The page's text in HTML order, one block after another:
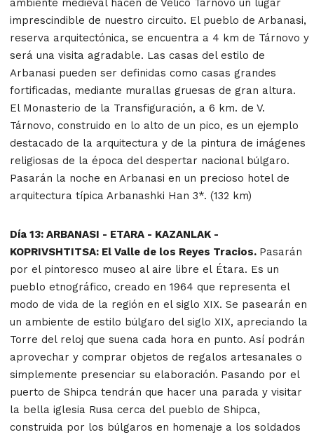
imprescindible de nuestro circuito. El pueblo de Arbanasi,
reserva arquitectónica, se encuentra a 4 km de Tárnovo y
será una visita agradable. Las casas del estilo de
Arbanasi pueden ser definidas como casas grandes
fortificadas, mediante murallas gruesas de gran altura.
El Monasterio de la Transfiguración, a 6 km. de V.
Tárnovo, construido en lo alto de un pico, es un ejemplo
destacado de la arquitectura y de la pintura de imágenes
religiosas de la época del despertar nacional búlgaro.
Pasarán la noche en Arbanasi en un precioso hotel de
arquitectura típica Arbanashki Han 3*. (132 km)
Día 13: ARBANASI - ETARA - KAZANLAK -
KOPRIVSHTITSA: El Valle de los Reyes Tracios. Pasarán
por el pintoresco museo al aire libre el Étara. Es un
pueblo etnográfico, creado en 1964 que representa el
modo de vida de la región en el siglo XIX. Se pasearán en
un ambiente de estilo búlgaro del siglo XIX, apreciando la
Torre del reloj que suena cada hora en punto. Así podrán
aprovechar y comprar objetos de regalos artesanales o
simplemente presenciar su elaboración. Pasando por el
puerto de Shipca tendrán que hacer una parada y visitar
la bella iglesia Rusa cerca del pueblo de Shipca,
construida por los búlgaros en homenaje a los soldados